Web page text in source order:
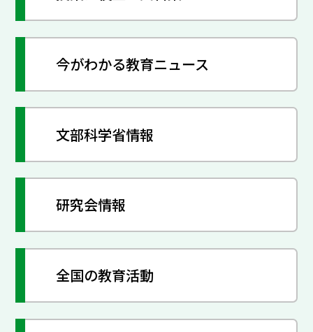
今がわかる教育ニュース
文部科学省情報
研究会情報
全国の教育活動